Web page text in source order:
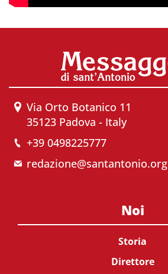
Via Orto Botanico 11
35123 Padova - Italy
+39 0498225777
redazione@santantonio.org
Noi
Storia
Direttore